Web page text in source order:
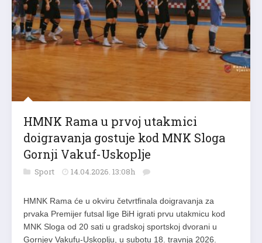
HMNK Rama u prvoj utakmici
doigravanja gostuje kod MNK Sloga
Gornji Vakuf-Uskoplje
Sport 14.04.2026. 13:08h
HMNK Rama će u okviru četvrtfinala doigravanja za
prvaka Premijer futsal lige BiH igrati prvu utakmicu kod
MNK Sloga od 20 sati u gradskoj sportskoj dvorani u
Gornjev Vakufu-Uskoplju, u subotu 18. travnja 2026.